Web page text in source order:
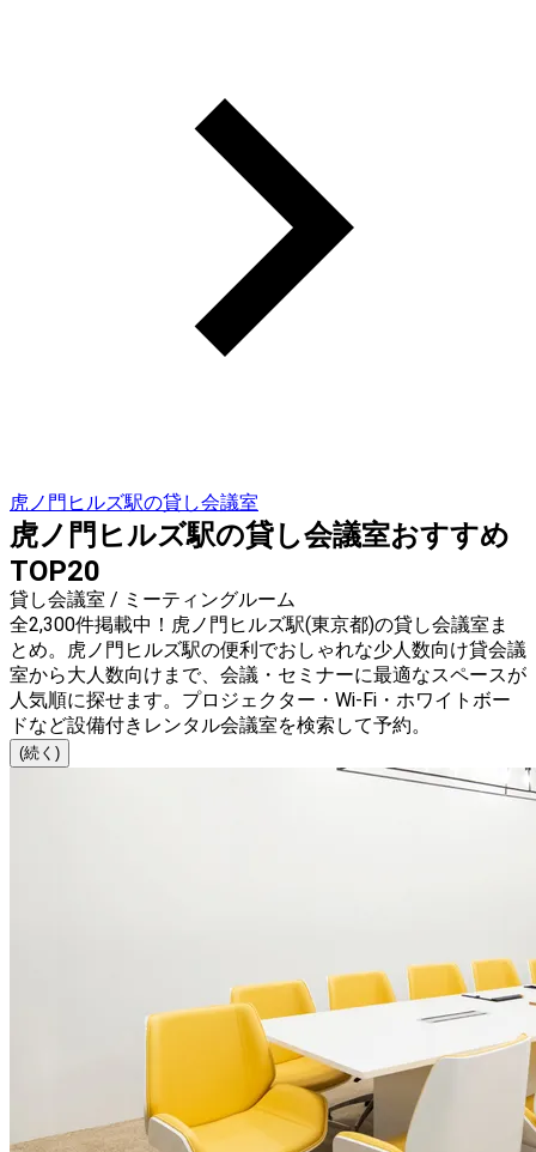
虎ノ門ヒルズ駅の貸し会議室
虎ノ門ヒルズ駅の貸し会議室おすすめ
TOP20
貸し会議室 / ミーティングルーム
全2,300件掲載中！虎ノ門ヒルズ駅(東京都)の貸し会議室ま
とめ。虎ノ門ヒルズ駅の便利でおしゃれな少人数向け貸会議
室から大人数向けまで、会議・セミナーに最適なスペースが
人気順に探せます。プロジェクター・Wi-Fi・ホワイトボー
ドなど設備付きレンタル会議室を検索して予約。
(続く)